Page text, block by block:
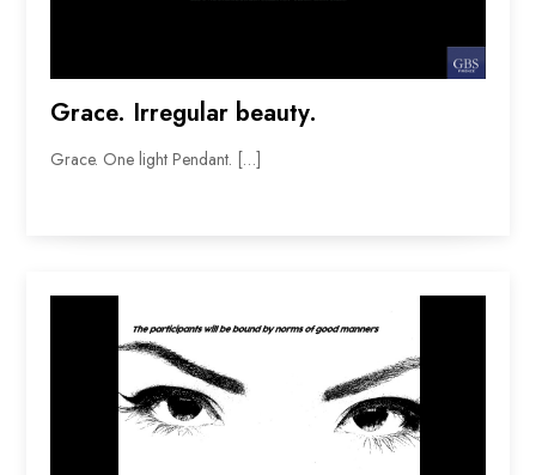
Grace. Irregular beauty.
Grace. One light Pendant. […]